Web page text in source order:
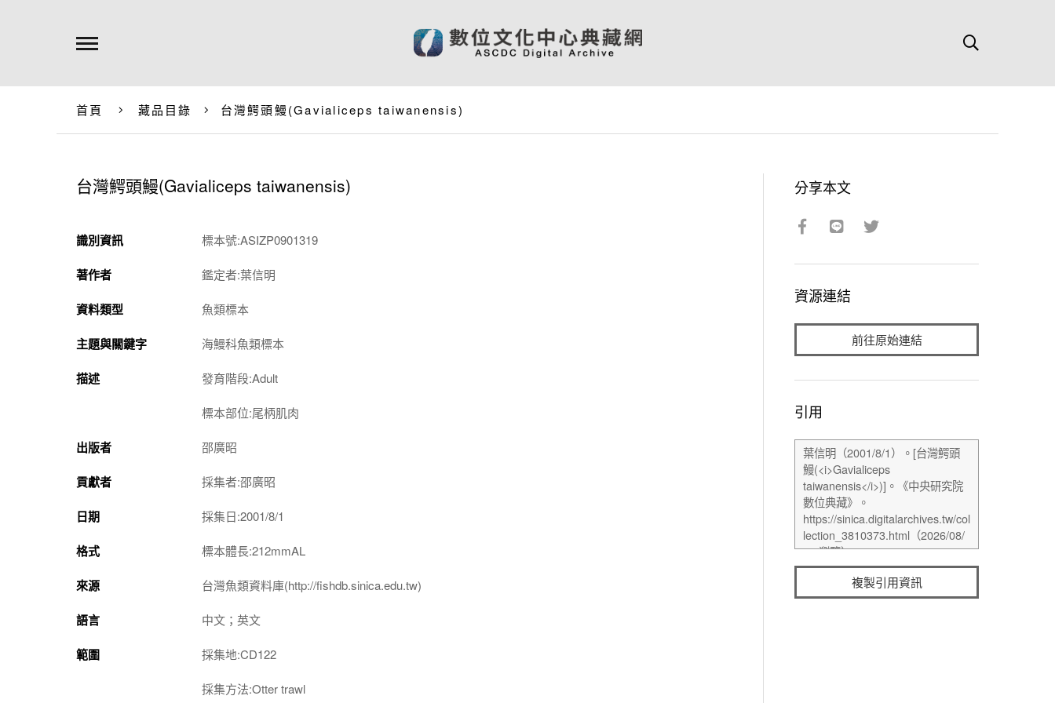
首頁 藏品目錄 台灣鰐頭鰻(Gavialiceps taiwanensis)
台灣鰐頭鰻(Gavialiceps taiwanensis)
識別資訊 標本號:ASIZP0901319
著作者 鑑定者:葉信明
資料類型 魚類標本
主題與關鍵字 海鰻科魚類標本
描述 發育階段:Adult
標本部位:尾柄肌肉
出版者 邵廣昭
貢獻者 採集者:邵廣昭
日期 採集日:2001/8/1
格式 標本體長:212mmAL
來源 台灣魚類資料庫(http://fishdb.sinica.edu.tw)
語言 中文；英文
範圍 採集地:CD122
採集方法:Otter trawl
分享本文
資源連結
前往原始連結
引用
複製引用資訊